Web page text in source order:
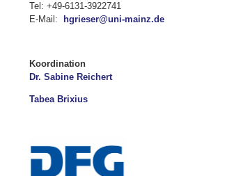
Tel: +49-6131-3922741
E-Mail:
hgrieser@uni-mainz.de
Koordination
Dr. Sabine Reichert
Tabea Brixius